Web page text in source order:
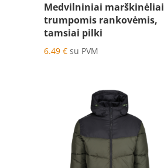
Medvilniniai marškinėliai
trumpomis rankovėmis,
tamsiai pilki
6.49€ su PVM